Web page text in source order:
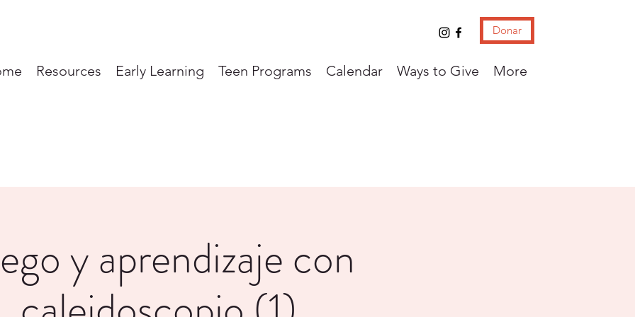
Donar
Resources Early Learning Teen Programs Calendar Ways to Give More
y aprendizaje con